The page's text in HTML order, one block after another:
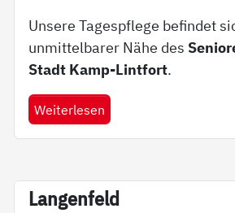
Unsere Tagespflege befindet
unmittelbarer Nähe des
Stadt Kamp-Lintfort.
Weiterlesen
Lan­gen­feld